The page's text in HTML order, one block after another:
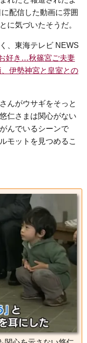
配信した動画に雰囲
に気づいたそうだ。
、東海テレビ NEWS
お好き…秋篠宮ご夫妻
伊勢神宮と皇室との
んがウサギをそっと
仁さまは関心がない
んでいるシーンで
モットを見つめるこ